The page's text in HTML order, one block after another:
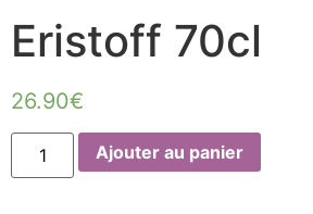
Eristoff 70cl
26.90€
Ajouter au panier